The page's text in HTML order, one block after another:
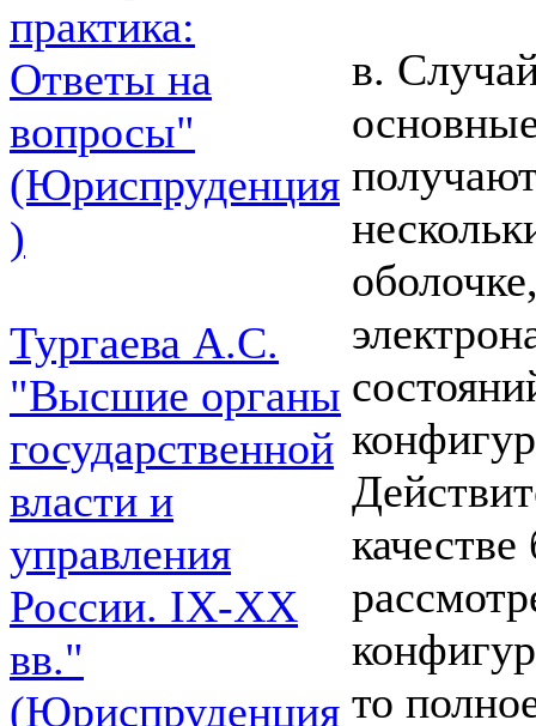
практика:
Ответы на
вопросы"
(Юриспруденция
)
Тургаева А.С.
"Высшие органы
государственной
власти и
управления
России. IХ-ХХ
вв."
(Юриспруденция
в.
то